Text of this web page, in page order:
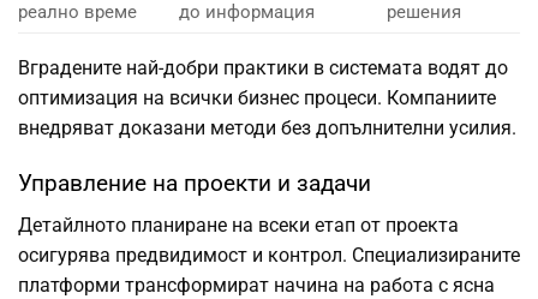
реално време
до информация
решения
Вградените най-добри практики в системата водят до
оптимизация на всички бизнес процеси. Компаниите
внедряват доказани методи без допълнителни усилия.
Управление на проекти и задачи
Детайлното планиране на всеки етап от проекта
осигурява предвидимост и контрол. Специализираните
платформи трансформират начина на работа с ясна